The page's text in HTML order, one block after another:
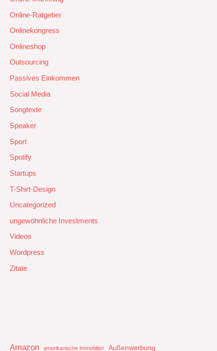
Online-Ratgeber
Onlinekongress
Onlineshop
Outsourcing
Passives Einkommen
Social Media
Songtexte
Speaker
Sport
Spotify
Startups
T-Shirt-Design
Uncategorized
ungewöhnliche Investments
Videos
Wordpress
Zitate
Amazon amerikanische Immobilien Außenwerbung